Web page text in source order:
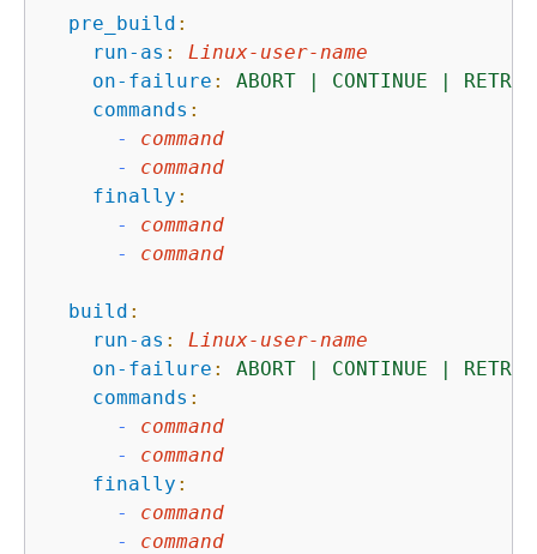
pre_build :
run-as :
Linux-user-name
on-failure : ABORT | CONTINUE | RETRY
commands :
-
command
-
command
finally :
-
command
-
command
build :
run-as :
Linux-user-name
on-failure : ABORT | CONTINUE | RETRY
commands :
-
command
-
command
finally :
-
command
-
command